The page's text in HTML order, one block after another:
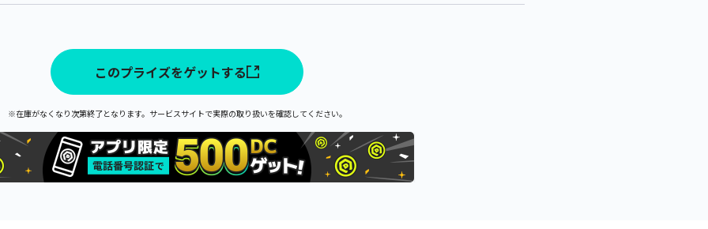
このプライズをゲットする
※在庫がなくなり次第終了となります。サービスサイトで実際の取り扱いを確認してください。